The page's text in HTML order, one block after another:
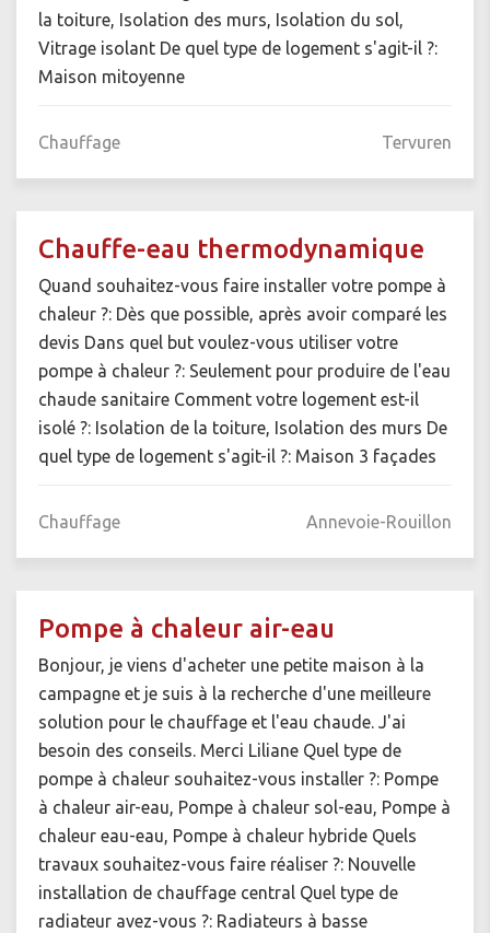
la toiture, Isolation des murs, Isolation du sol,
Vitrage isolant De quel type de logement s'agit-il ?:
Maison mitoyenne
Chauffage Tervuren
Chauffe-eau thermodynamique
Quand souhaitez-vous faire installer votre pompe à
chaleur ?: Dès que possible, après avoir comparé les
devis Dans quel but voulez-vous utiliser votre
pompe à chaleur ?: Seulement pour produire de l'eau
chaude sanitaire Comment votre logement est-il
isolé ?: Isolation de la toiture, Isolation des murs De
quel type de logement s'agit-il ?: Maison 3 façades
Chauffage Annevoie-Rouillon
Pompe à chaleur air-eau
Bonjour, je viens d'acheter une petite maison à la
campagne et je suis à la recherche d'une meilleure
solution pour le chauffage et l'eau chaude. J'ai
besoin des conseils. Merci Liliane Quel type de
pompe à chaleur souhaitez-vous installer ?: Pompe
à chaleur air-eau, Pompe à chaleur sol-eau, Pompe à
chaleur eau-eau, Pompe à chaleur hybride Quels
travaux souhaitez-vous faire réaliser ?: Nouvelle
installation de chauffage central Quel type de
radiateur avez-vous ?: Radiateurs à basse